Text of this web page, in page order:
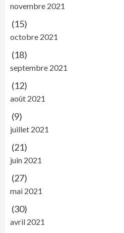
novembre 2021
(15)
octobre 2021
(18)
septembre 2021
(12)
août 2021
(9)
juillet 2021
(21)
juin 2021
(27)
mai 2021
(30)
avril 2021